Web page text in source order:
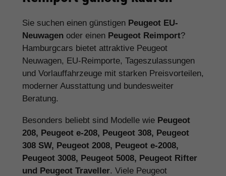
Sie suchen einen günstigen Peugeot EU-
Neuwagen oder einen Peugeot Reimport?
Hamburgcars bietet attraktive Peugeot
Neuwagen, EU-Reimporte, Tageszulassungen
und Vorlauffahrzeuge mit starken Preisvorteilen,
moderner Ausstattung und bundesweiter
Beratung.
Besonders beliebt sind Modelle wie Peugeot
208, Peugeot e-208, Peugeot 308, Peugeot
308 SW, Peugeot 2008, Peugeot e-2008,
Peugeot 3008, Peugeot 5008, Peugeot Rifter
und Peugeot Traveller. Viele Peugeot